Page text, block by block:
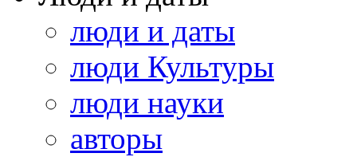
люди и даты
люди Культуры
люди науки
авторы